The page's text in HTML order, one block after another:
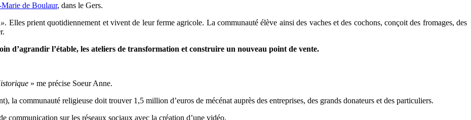
Marie de Boulaur, dans le Gers.
. Elles prient quotidiennement et vivent de leur ferme agricole. La communauté élève ainsi des vaches et des cochons, conçoit des fromages, des
d’agrandir l’étable, les ateliers de transformation et construire un nouveau point de vente.
» me précise Soeur Anne.
la communauté religieuse doit trouver 1,5 million d’euros de mécénat auprès des entreprises, des grands donateurs et des particuliers.
communication sur les réseaux sociaux avec la création d’une vidéo.